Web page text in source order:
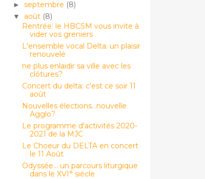
► septembre (8)
▼ août (8)
Rentrée: le HBCSM vous invite à
vider vos greniers
L'ensemble vocal Delta: un plaisir
renouvelé
ne plus enlaidir sa ville avec les
clôtures?
Concert du delta: c'est ce soir 11
août
Nouvelles élections...nouvelle
Agglo?
Le programme d'activités 2020-
2021 de la MJC
Le Choeur du DELTA en concert
le 11 Août
Odyssée... un parcours liturgique
dans le XVI° siècle